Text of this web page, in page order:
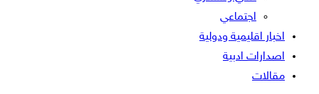
اجتماعي
اخبار اقليمية ودولية
اصدارات ادبية
مقالات